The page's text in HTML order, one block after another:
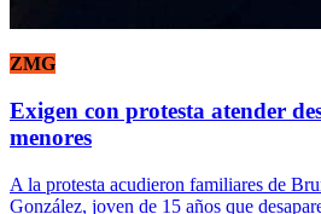
ZMG
Exigen con protesta atender
menores
A la protesta acudieron familiares de
González, joven de 15 años que